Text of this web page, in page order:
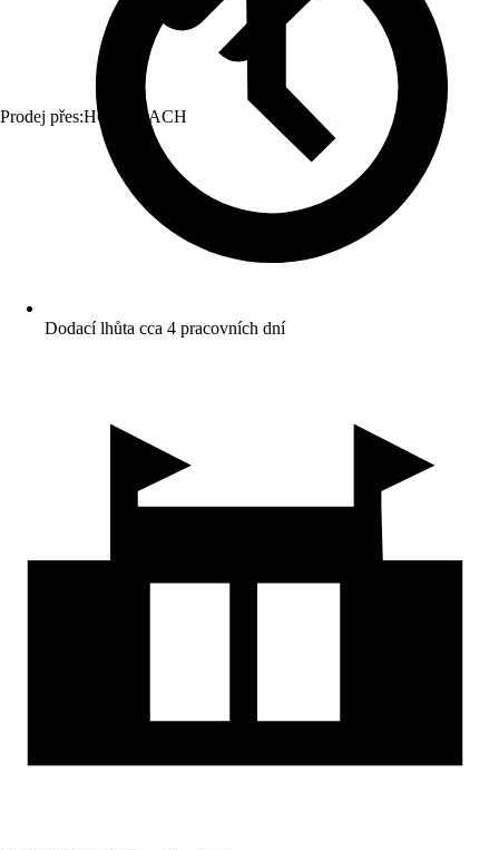
Prodej přes:HORNBACH
Dodací lhůta cca 4 pracovních dní